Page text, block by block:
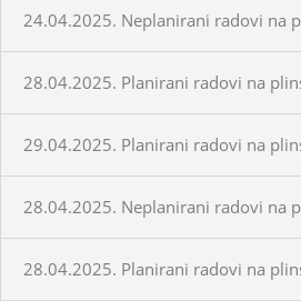
24.04.2025. Neplanirani radovi na
28.04.2025. Planirani radovi na
29.04.2025. Planirani radovi na
28.04.2025. Neplanirani radovi na
28.04.2025. Planirani radovi na